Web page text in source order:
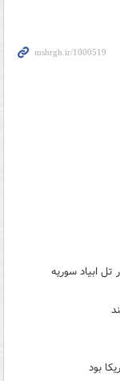
تل ابیاد سوریه
بود